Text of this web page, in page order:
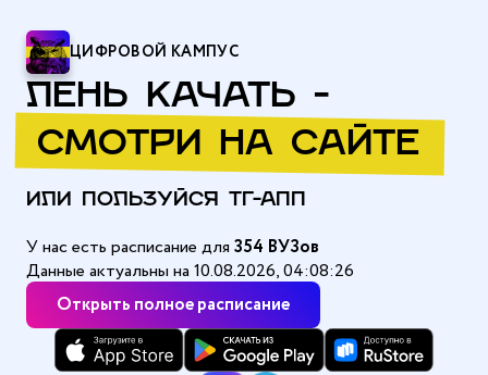
ЦИФРОВОЙ КАМПУС
ЛЕНЬ КАЧАТЬ -
СМОТРИ НА САЙТЕ
ИЛИ ПОЛЬЗУЙСЯ ТГ-АПП
Открыть полное расписание
У нас есть расписание для 354 ВУЗов
Данные актуальны на 10.08.2026, 04:08:26